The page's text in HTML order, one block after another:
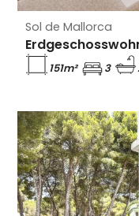
Sol de Mallorca
151m² 3